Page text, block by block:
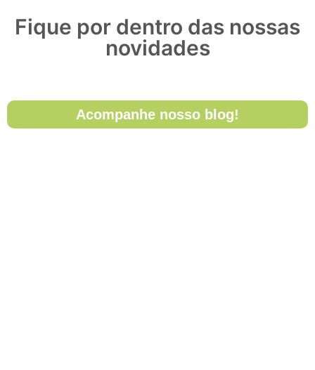
Fique por dentro das nossas
novidades
Acompanhe nosso blog!